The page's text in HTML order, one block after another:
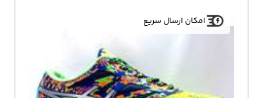
امکان ارسال سریع